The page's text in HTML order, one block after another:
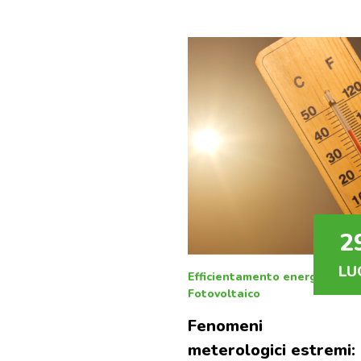
Efficientamento energetico|
Fotovoltaico
Fenomeni
meterologici estremi: